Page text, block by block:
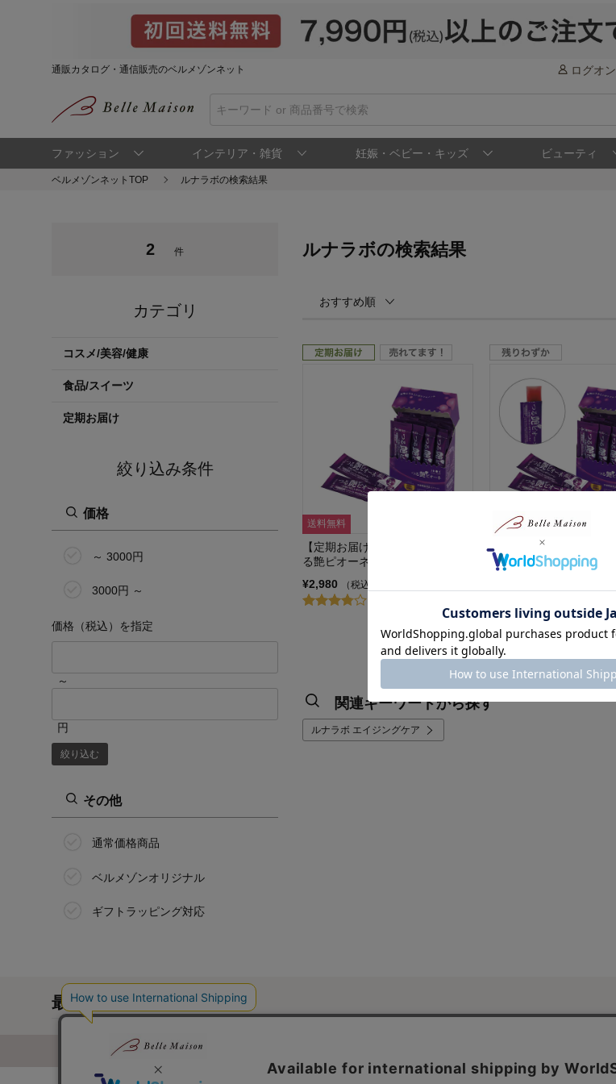
通販カタログ・通信販売のベルメゾンネット ログオン
ファッション インテリア・雑貨 妊娠・ベビー・キッズ ビューティ
ベルメゾンネットTOP ルナラボの検索結果
2 件
カテゴリ
コスメ/美容/健康
食品/スイーツ
定期お届け
絞り込み条件
価格
～ 3000円
3000円 ～
価格（税込）を指定
～
円
絞り込む
その他
通常価格商品
ベルメゾンオリジナル
ギフトラッピング対応
ルナラボの検索結果
おすすめ順
送料無料
【定期お届け】 「ルナラボ」つ
る艶ピオーネ ：ワンパターン
¥2,980
（税込）
つる艶ピオーネ
¥3,490（税込）
関連キーワードから探す
ルナラボ エイジングケア
最近チェックした商品